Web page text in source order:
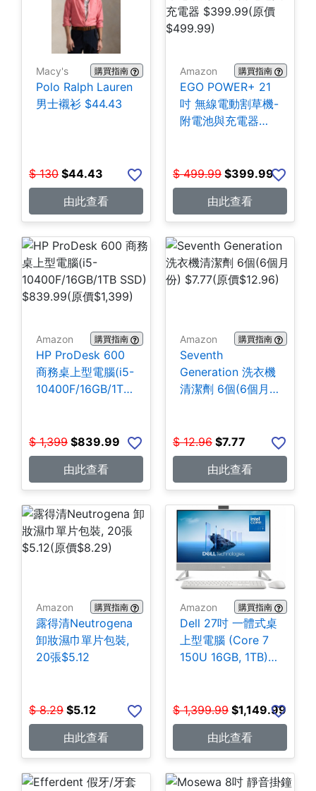
Macy's 購買指南
Polo Ralph Lauren
男士襯衫 $44.43
$ 130 $44.43
由此查看
Amazon 購買指南
EGO POWER+ 21
吋 無線電動割草機-
附電池與充電器
$ 499.99 $399.99
由此查看
Amazon 購買指南
HP ProDesk 600
商務桌上型電腦(i5-
10400F/16GB/1TB
$ 1,399 $839.99
由此查看
Amazon 購買指南
Seventh
Generation 洗衣機
清潔劑 6個(6個月
$ 12.96 $7.77
由此查看
Amazon 購買指南
露得清Neutrogena
卸妝濕巾單片包裝,
20張$5.12
$ 8.29 $5.12
由此查看
Amazon 購買指南
Dell 27吋 一體式桌
上型電腦 (Core 7
150U 16GB, 1TB)
$ 1,399.99 $1,149.99
由此查看